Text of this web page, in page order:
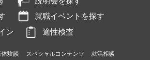
就職イベントを探す
ン
適性検査
体験談 スペシャルコンテンツ
就活相談